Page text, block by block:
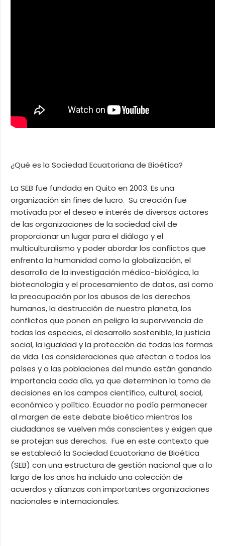
¿Qué es la Sociedad Ecuatoriana de Bioética?
La SEB fue fundada en Quito en 2003. Es una
organización sin fines de lucro. Su creación fue
motivada por el deseo e interés de diversos actores
de las organizaciones de la sociedad civil de
proporcionar un lugar para el diálogo y el
multiculturalismo y poder abordar los conflictos que
enfrenta la humanidad como la globalización, el
desarrollo de la investigación médico-biológica, la
biotecnología y el procesamiento de datos, así como
la preocupación por los abusos de los derechos
humanos, la destrucción de nuestro planeta, los
conflictos que ponen en peligro la supervivencia de
todas las especies, el desarrollo sostenible, la justicia
social, la igualdad y la protección de todas las formas
de vida. Las consideraciones que afectan a todos los
países y a las poblaciones del mundo están ganando
importancia cada día, ya que determinan la toma de
decisiones en los campos científico, cultural, social,
económico y político. Ecuador no podía permanecer
al margen de este debate bioético mientras los
ciudadanos se vuelven más conscientes y exigen que
se protejan sus derechos. Fue en este contexto que
se estableció la Sociedad Ecuatoriana de Bioética
(SEB) con una estructura de gestión nacional que a lo
largo de los años ha incluido una colección de
acuerdos y alianzas con importantes organizaciones
nacionales e internacionales.